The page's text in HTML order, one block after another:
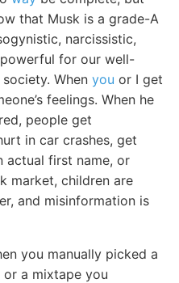
that Musk is a grade-A
narcissistic,
for our well-
When you or I get
feelings. When he
people get
in car crashes, get
actual first name, or
market, children are
and misinformation is
you manually picked a
a mixtape you